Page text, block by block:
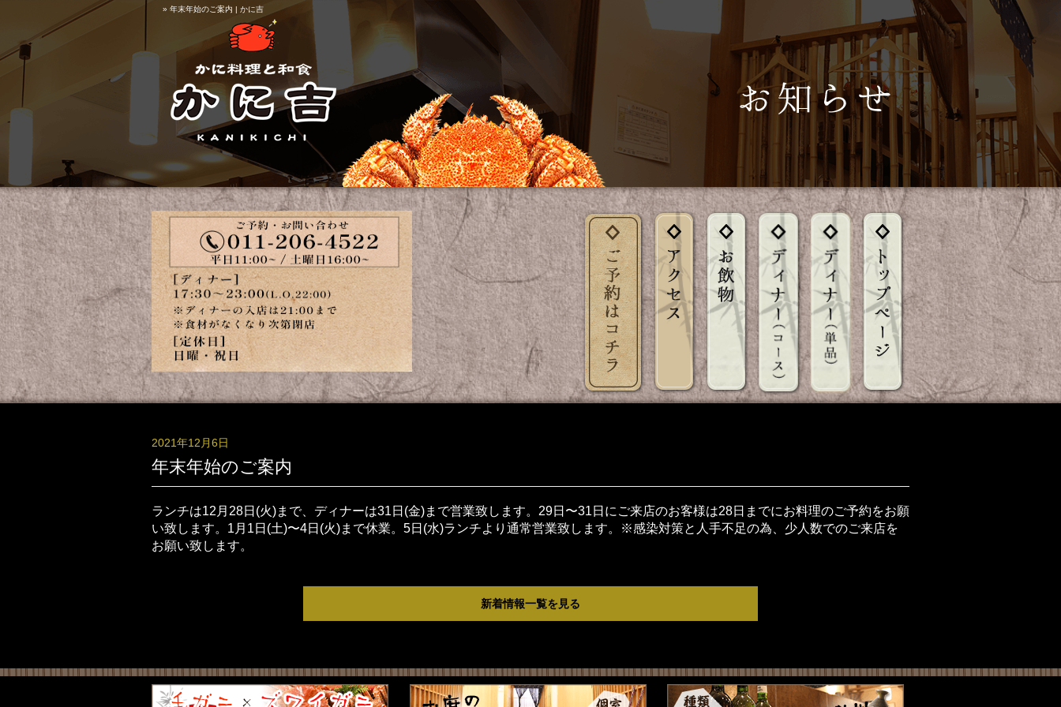
» 年末年始のご案内 | かに吉
2021年12月6日
年末年始のご案内
ランチは12月28日(火)まで、ディナーは31日(金)まで営業致します。29日〜31日にご来店のお客様は28日までにお料理のご予約をお願
い致します。1月1日(土)〜4日(火)まで休業。5日(水)ランチより通常営業致します。※感染対策と人手不足の為、少人数でのご来店を
お願い致します。
新着情報一覧を見る